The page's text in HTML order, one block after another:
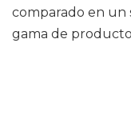
comparado en un
gama de